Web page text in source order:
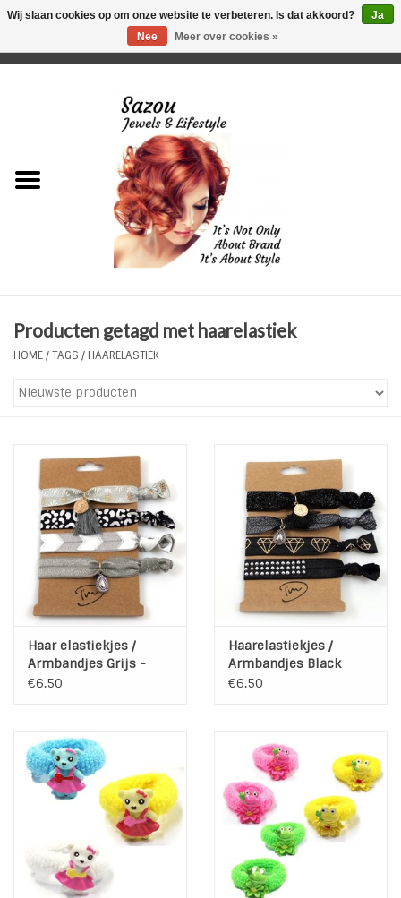
Just for Him
Plus Size Sieraden
Enkelbandjes
Haaraccesoires
Zonnebrillen
Fashion
ON THE BEACH
Charmin*s
Ohlala Jewels
LIFESTYLE PRODUCTEN
SALE
Producten getagd met haarelastiek
HOME/TAGS / HAARELASTIEK
Haar elastiekjes /
Armbandjes Grijs -
Zwart
€6,50
Haarelastiekjes /
Armbandjes Black
€6,50
Wij slaan cookies op om onze website te verbeteren. Is dat akkoord?
Ja
Nee
Meer over cookies »